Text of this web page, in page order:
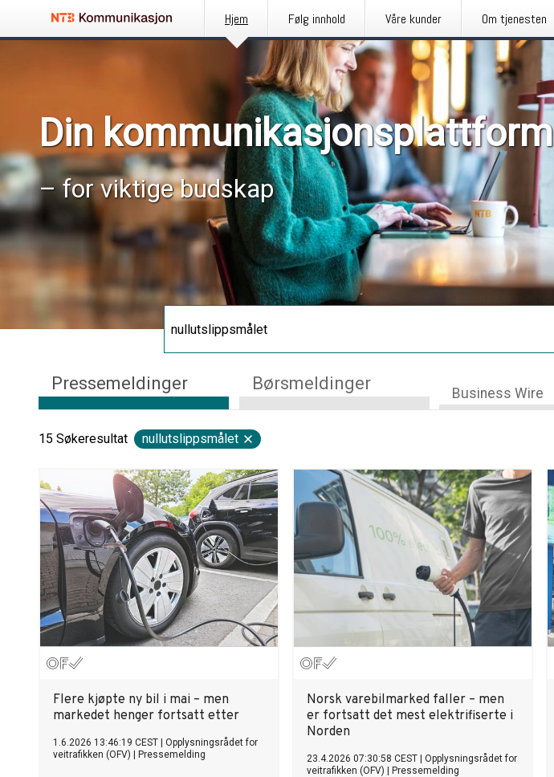
Hjem Følg innhold Våre kunder Om tjenesten
Din kommunikasjonsplattform
– for viktige budskap
Pressemeldinger Børsmeldinger Business Wire
15 Søkeresultat nullutslippsmålet
Flere kjøpte ny bil i mai – men
markedet henger fortsatt etter
1.6.2026 13:46:19 CEST
Opplysningsrådet for
veitrafikken (OFV)
Pressemelding
Norsk varebilmarked faller – men
er fortsatt det mest elektrifiserte i
Norden
23.4.2026 07:30:58 CEST
Opplysningsrådet for
veitrafikken (OFV)
Pressemelding